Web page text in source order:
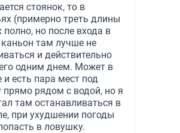
стоянок, то в
(примерно треть длины
полно, но после входа в
там лучше не
и действительно
одним днем. Может в
и есть пара мест под
прямо рядом с водой, но я
там останавливаться в
при ухудшении погоды
в ловушку.